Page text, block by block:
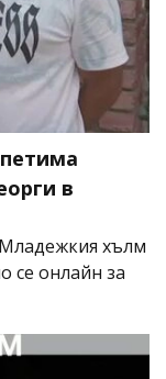
в
хълм
се онлайн за